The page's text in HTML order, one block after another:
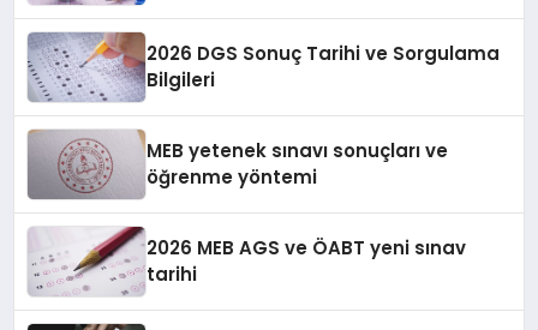
2026 DGS Sonuç Tarihi ve Sorgulama
Bilgileri
MEB yetenek sınavı sonuçları ve
öğrenme yöntemi
2026 MEB AGS ve ÖABT yeni sınav
tarihi